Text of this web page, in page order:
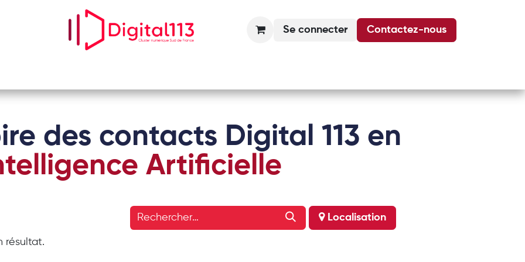
Se connecter Contactez-nous
des contacts Digital 113 en
Artificielle
Localisation
résultat.